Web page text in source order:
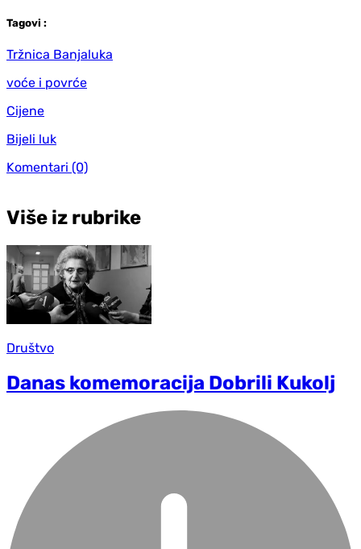
Tagovi :
Tržnica Banjaluka
voće i povrće
Cijene
Bijeli luk
Komentari (0)
Više iz rubrike
Društvo
Danas komemoracija Dobrili Kukolj